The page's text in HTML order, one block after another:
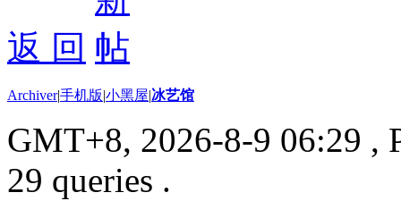
返 回
Archiver|手机版|小黑屋|冰艺馆
GMT+8, 2026-8-9 06:29 ,
29 queries .